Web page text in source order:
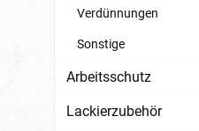
Verdünnungen
Sonstige
Arbeitsschutz
Lackierzubehör